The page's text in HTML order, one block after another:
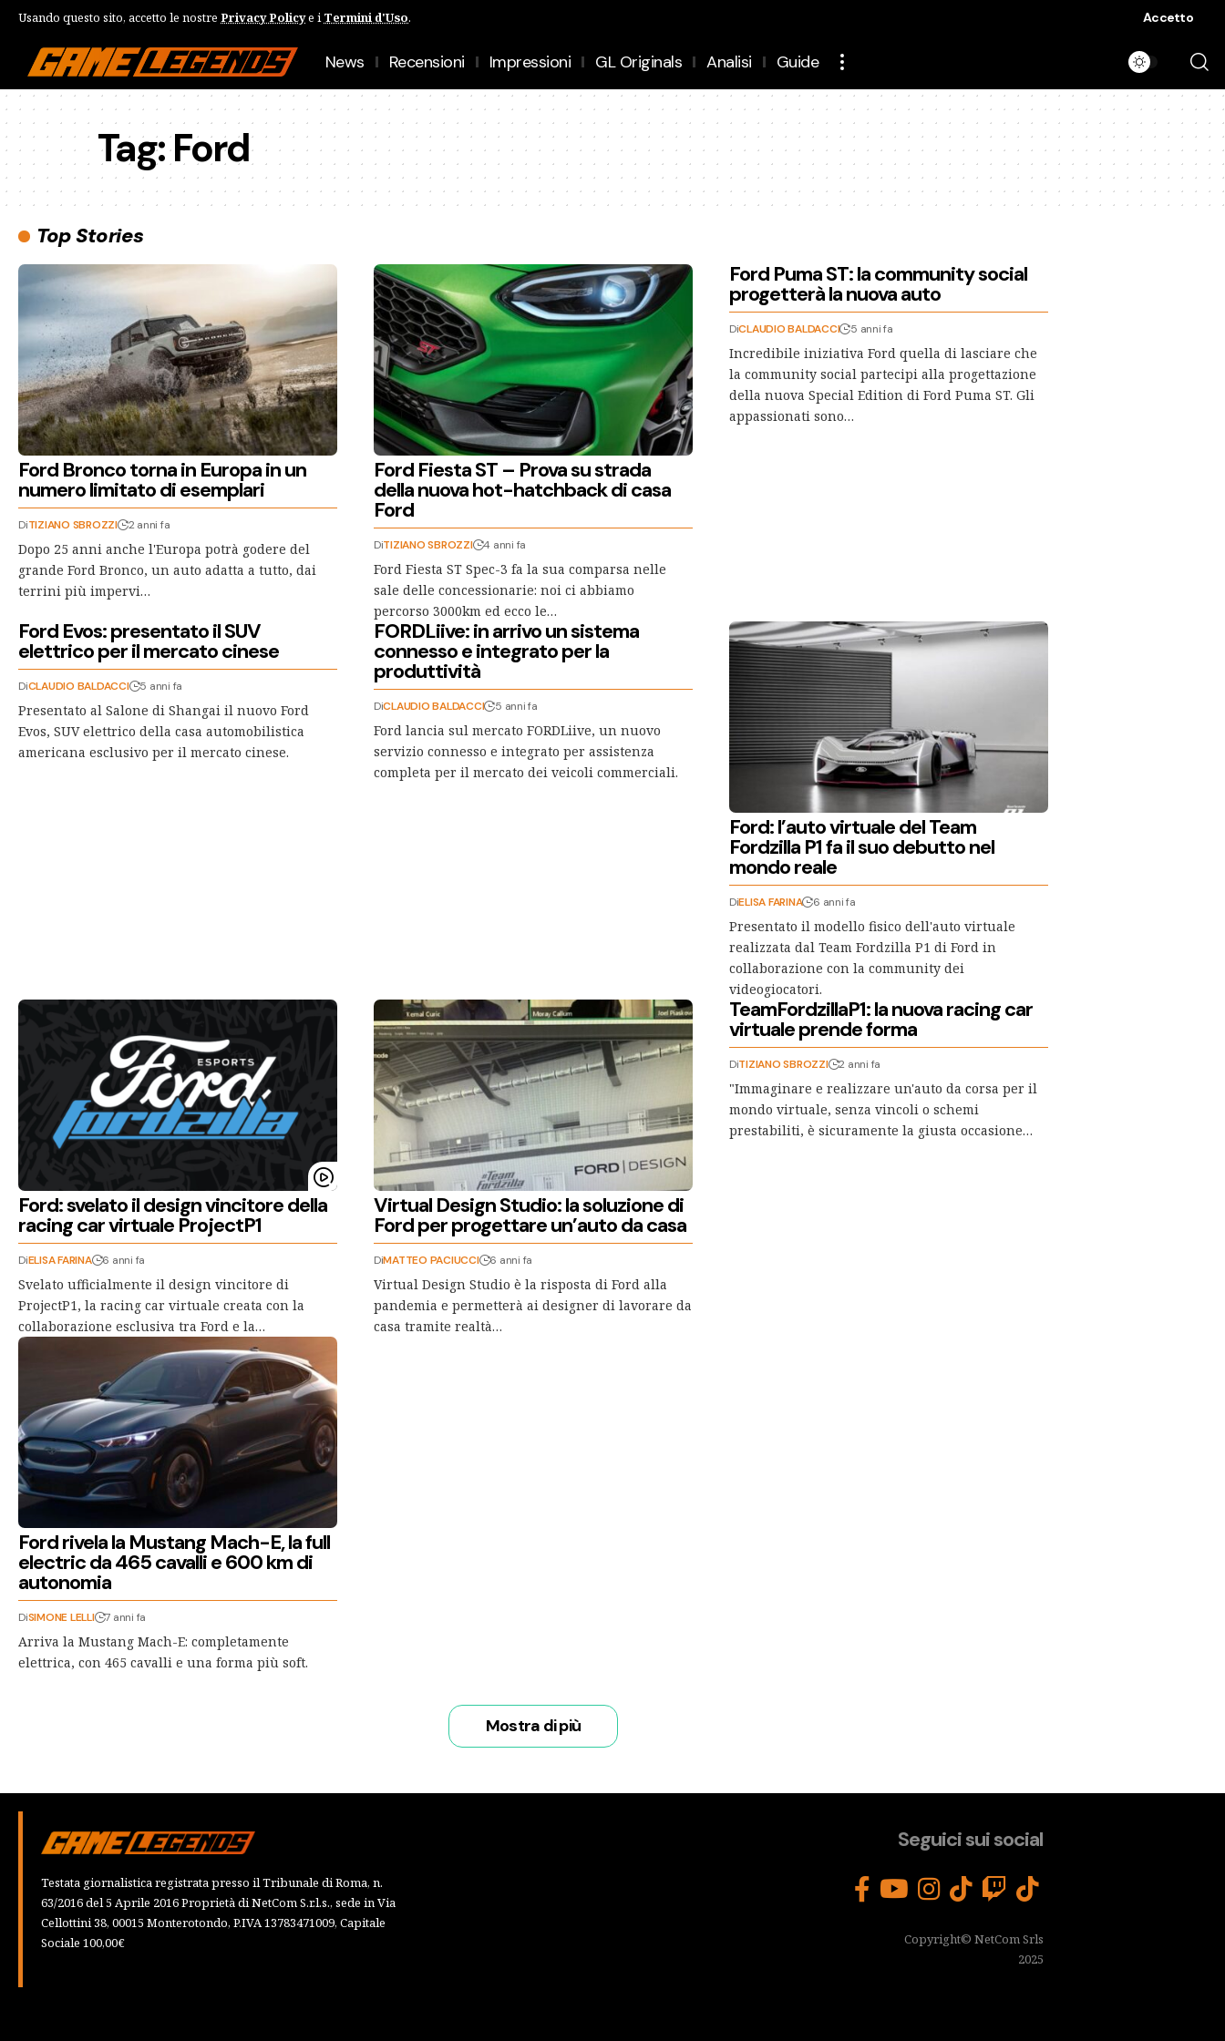
Usando questo sito, accetto le nostre Privacy Policye i Termini d'Uso. Accetto
News Recensioni Impressioni GL Originals Analisi Guide
Tag:Ford
Top Stories
Ford Bronco torna in Europa in un
numero limitato di esemplari
DiTIZIANO SBROZZI 2 anni fa
Dopo 25 anni anche l'Europa potrà godere del
grande Ford Bronco, un auto adatta a tutto, dai
terrini più impervi…
Ford Fiesta ST – Prova su strada
della nuova hot-hatchback di casa
Ford
DiTIZIANO SBROZZI 4 anni fa
Ford Fiesta ST Spec-3 fa la sua comparsa nelle
sale delle concessionarie: noi ci abbiamo
percorso 3000km ed ecco le…
Ford Puma ST: la community social
progetterà la nuova auto
DiCLAUDIO BALDACCI 5 anni fa
Incredibile iniziativa Ford quella di lasciare che
la community social partecipi alla progettazione
della nuova Special Edition di Ford Puma ST. Gli
appassionati sono…
Ford Evos: presentato il SUV
elettrico per il mercato cinese
DiCLAUDIO BALDACCI 5 anni fa
Presentato al Salone di Shangai il nuovo Ford
Evos, SUV elettrico della casa automobilistica
americana esclusivo per il mercato cinese.
FORDLiive: in arrivo un sistema
connesso e integrato per la
produttività
DiCLAUDIO BALDACCI 5 anni fa
Ford lancia sul mercato FORDLiive, un nuovo
servizio connesso e integrato per assistenza
completa per il mercato dei veicoli commerciali.
Ford: l’auto virtuale del Team
Fordzilla P1 fa il suo debutto nel
mondo reale
DiELISA FARINA 6 anni fa
Presentato il modello fisico dell'auto virtuale
realizzata dal Team Fordzilla P1 di Ford in
collaborazione con la community dei
videogiocatori.
Ford: svelato il design vincitore della
racing car virtuale ProjectP1
DiELISA FARINA 6 anni fa
Svelato ufficialmente il design vincitore di
ProjectP1, la racing car virtuale creata con la
collaborazione esclusiva tra Ford e la…
Virtual Design Studio: la soluzione di
Ford per progettare un’auto da casa
DiMATTEO PACIUCCI 6 anni fa
Virtual Design Studio è la risposta di Ford alla
pandemia e permetterà ai designer di lavorare da
casa tramite realtà…
TeamFordzillaP1: la nuova racing car
virtuale prende forma
DiTIZIANO SBROZZI 2 anni fa
"Immaginare e realizzare un'auto da corsa per il
mondo virtuale, senza vincoli o schemi
prestabiliti, è sicuramente la giusta occasione…
Ford rivela la Mustang Mach-E, la full
electric da 465 cavalli e 600 km di
autonomia
DiSIMONE LELLI 7 anni fa
Arriva la Mustang Mach-E: completamente
elettrica, con 465 cavalli e una forma più soft.
Mostra di più
Testata giornalistica registrata presso il Tribunale di Roma, n.
63/2016 del 5 Aprile 2016 Proprietà di NetCom S.r.l.s., sede in Via
Cellottini 38, 00015 Monterotondo, P.IVA 13783471009, Capitale
Sociale 100,00€
Seguici sui social
Copyright© NetCom Srls
2025